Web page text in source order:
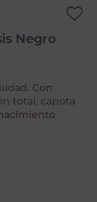
Negro
Con
total, capota